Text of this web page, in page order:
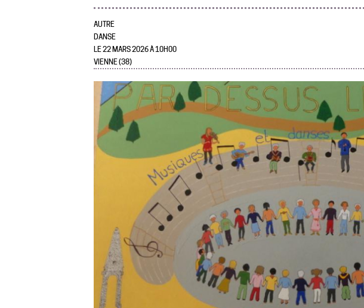
AUTRE
DANSE
LE 22 MARS 2026 À 10H00
VIENNE (38)